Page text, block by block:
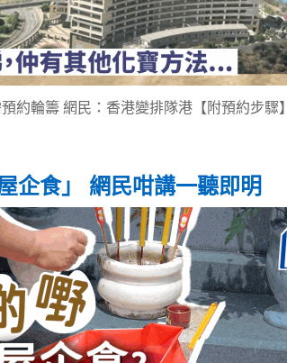
約輪籌 網民：香港變排隊港【附預約步驟】
企食」 網民咁講一聽即明